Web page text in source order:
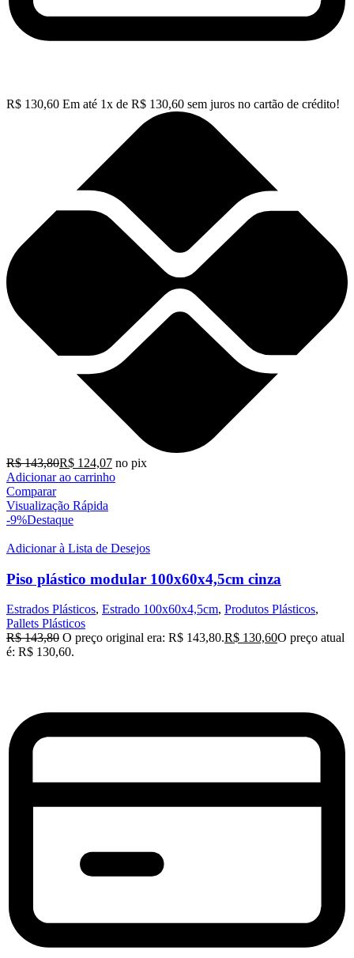
R$ 130,60 Em até 1x de R$ 130,60 sem juros no cartão de crédito!
R$143,80R$ 124,07 no pix
Adicionar ao carrinho
Comparar
Visualização Rápida
-9%Destaque
Adicionar à Lista de Desejos
Piso plástico modular 100x60x4,5cm cinza
Estrados Plásticos, Estrado 100x60x4,5cm, Produtos Plásticos,
Pallets Plásticos
R$143,80 O preço original era: R$ 143,80.R$ 130,60O preço atual
é: R$ 130,60.